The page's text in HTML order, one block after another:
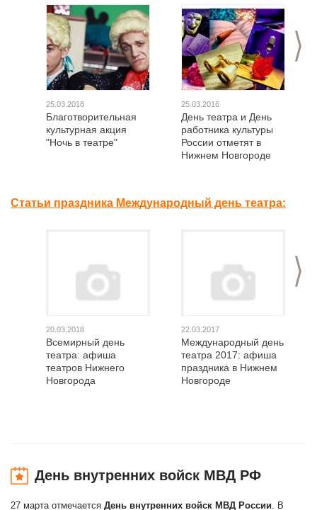
>
25.03.2018
Благотворительная
культурная акция
"Ночь в театре"
25.03.2016
День театра и День
работника культуры
России отметят в
Нижнем Новгороде
Статьи праздника Международный день театра:
>
20.03.2018
Всемирный день
театра: афиша
театров Нижнего
Новгорода
22.03.2017
Международный день
театра 2017: афиша
праздника в Нижнем
Новгороде
День внутренних войск МВД РФ
27 марта отмечается День внутренних войск МВД России. В